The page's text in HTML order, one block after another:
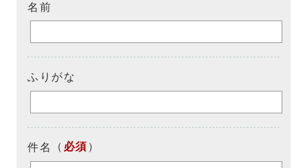
名前
ふりがな
件名 （ 必須 ）